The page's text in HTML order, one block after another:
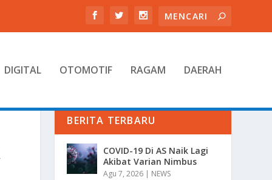
DIGITAL OTOMOTIF RAGAM DAERAH
BERITA TERBARU
COVID-19 Di AS Naik Lagi
Akibat Varian Nimbus
Agu 7, 2026 | NEWS